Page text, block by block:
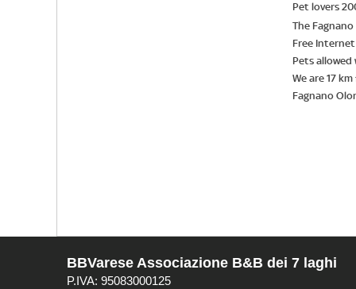
Pet lovers
The
Free Internet
Pets allowed
We are 17
Fagnano
BBVarese Associazione B&B dei 7 laghi
P.IVA: 95083000125